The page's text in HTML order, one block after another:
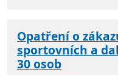
Opatření o
sportovních a
30 osob